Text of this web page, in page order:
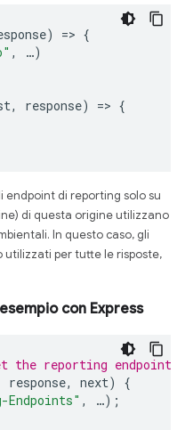
) => {
, …)
, response) => {
endpoint di reporting solo su
di questa origine utilizzano
In questo caso, gli
utilizzati per tutte le risposte,
con Express
the reporting
response, next)
{
Endpoints" , …);